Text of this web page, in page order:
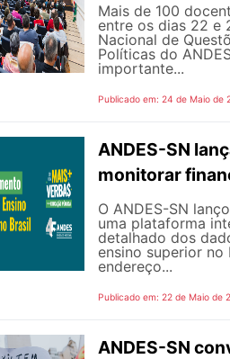
Mais de 100
entre os dias 22 e
Nacional de
Políticas do
importante...
Publicado em: 24 de Maio de
ANDES-SN
monitorar
O ANDES-SN
uma plataforma
detalhado dos
ensino superior no
endereço...
Publicado em: 22 de Maio de
ANDES-SN